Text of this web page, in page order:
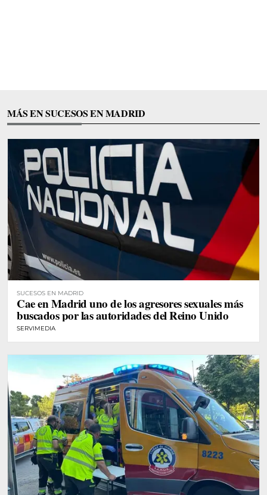
MÁS EN SUCESOS EN MADRID
SUCESOS EN MADRID
Cae en Madrid uno de los agresores sexuales más
buscados por las autoridades del Reino Unido
SERVIMEDIA